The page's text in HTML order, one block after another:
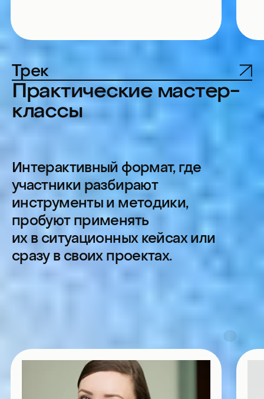
30%
Маркетологи, дизайнеры,
разработчики
15%
Топ-менеджмент
5%
Основатели и собственники
Самостоятельное
участие